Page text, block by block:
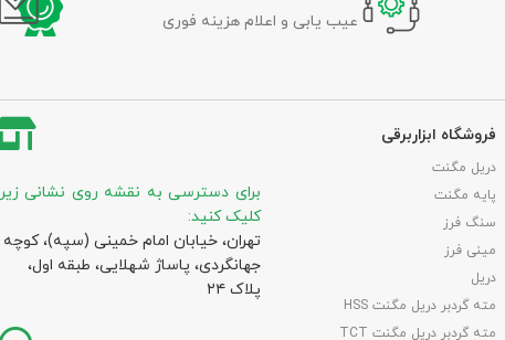
عیب یابی و اعلام هزینه فوری
فروشگاه ابزاربرقی
دریل مگنت
پایه مگنت
سنگ فرز
مینی فرز
دریل
مته گردبر دریل مگنت HSS
مته گردبر دریل مگنت TCT
برای دسترسی به نقشه روی نشانی زیر
کلیک کنید:
تهران، خیابان امام خمینی (سپه)، کوچه
جهانگردی،‌ پاساژ شهلایی، طبقه اول،
پلاک ۲۴